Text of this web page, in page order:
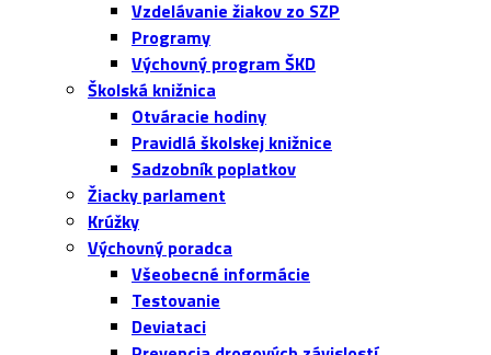
Vzdelávanie žiakov zo SZP
Programy
Výchovný program ŠKD
Školská knižnica
Otváracie hodiny
Pravidlá školskej knižnice
Sadzobník poplatkov
Žiacky parlament
Krúžky
Výchovný poradca
Všeobecné informácie
Testovanie
Deviataci